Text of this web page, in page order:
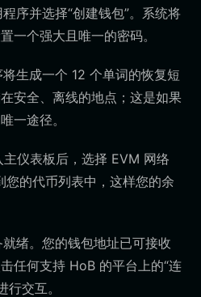
序并选择“创建钱包”。系统将
一个强大且唯一的密码。
将生成一个 12 个单词的恢复短
安全、离线的地点；这是如果
一途径。
主仪表板后，选择 EVM 网络
的代币列表中，这样您的余
绪。您的钱包地址已可接收
任何支持 HoB 的平台上的“连
交互。